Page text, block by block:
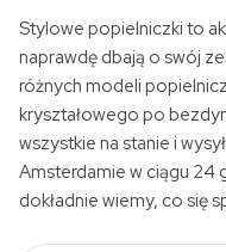
Stylowe popielniczki to
naprawdę dbają o swój
różnych modeli
kryształowego po
wszystkie na stanie i
Amsterdamie w ciągu 24
dokładnie wiemy, co się